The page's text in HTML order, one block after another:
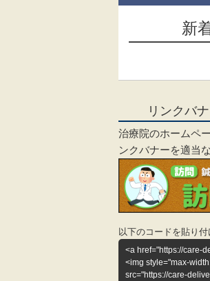
新
リンクバ
治療院のホームペ
ンクバナーを適当
以下のコードを貼り付
<a href="https://care-
<img style="max-
src="https://care-